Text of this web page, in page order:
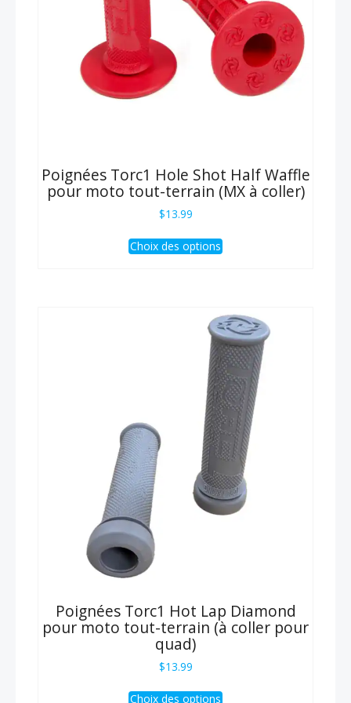
la
page
du
produit
Poignées Torc1 Hole Shot Half Waffle
pour moto tout-terrain (MX à coller)
$13.99
Choix des options
Ce
produit
variations.
Les
options
peuvent
être
choisies
sur
la
page
du
produit
Poignées Torc1 Hot Lap Diamond
pour moto tout-terrain (à coller pour
quad)
$13.99
Choix des options
Ce